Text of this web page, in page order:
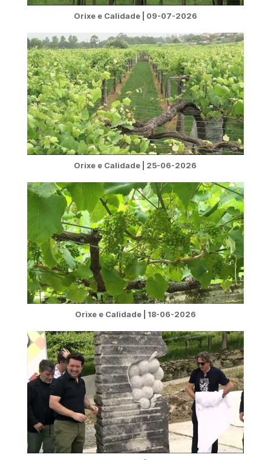
Orixe e Calidade | 09-07-2026
Orixe e Calidade | 25-06-2026
Orixe e Calidade | 18-06-2026